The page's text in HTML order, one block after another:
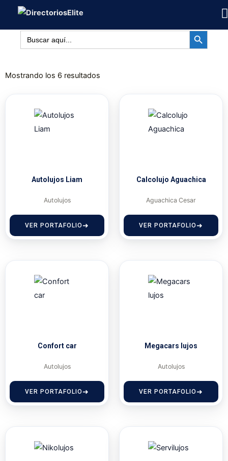
contenido
Buscar: BOTÓN DE
Mostrando los 6 resultados
Autolujos Liam
Autolujos
VER PORTAFOLIO
Calcolujo Aguachica
Aguachica Cesar
VER PORTAFOLIO
Confort car
Autolujos
VER PORTAFOLIO
Megacars lujos
Autolujos
VER PORTAFOLIO